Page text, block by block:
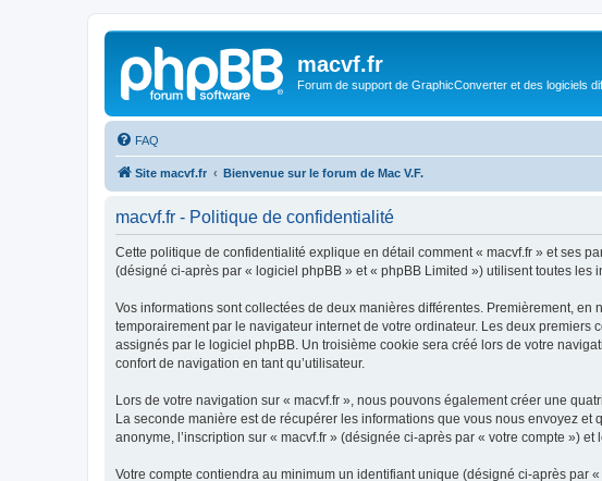
macvf.fr
Forum de support de GraphicConverter et des logiciels
FAQ
Site macvf.fr Bienvenue sur le forum de Mac V.F.
macvf.fr - Politique de confidentialité
Cette politique de confidentialité explique en détail comment « macvf.fr » et ses
(désigné ci-après par « logiciel phpBB » et « phpBB Limited ») utilisent toutes
Vos informations sont collectées de deux manières différentes. Premièrement,
temporairement par le navigateur internet de votre ordinateur. Les deux
assignés par le logiciel phpBB. Un troisième cookie sera créé lors de votre
confort de navigation en tant qu’utilisateur.
Lors de votre navigation sur « macvf.fr », nous pouvons également créer une
La seconde manière est de récupérer les informations que vous nous envoyez
anonyme, l’inscription sur « macvf.fr » (désignée ci-après par « votre compte »)
Votre compte contiendra au minimum un identifiant unique (désigné ci-après par